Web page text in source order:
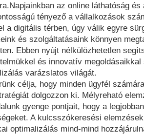
az online láthatóság
tényező a vállalkozások
a digitális térben, úgy válik egyre
és szolgáltatásaink könnyen
Ebben nyújt nélkülözhetetlen
és innovatív
varázslatos világát.
célja, hogy minden ügyfél
dolgozzon ki. Mélyreható
gyenge pontjait, hogy a
A kulcsszókeresési
optimalizálás mind-mind